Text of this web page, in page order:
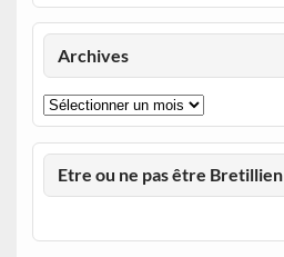
Archives
Archives
Etre ou ne pas être Bretillien